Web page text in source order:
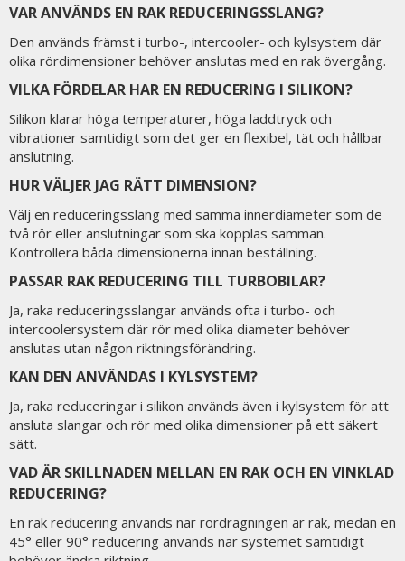
VAR ANVÄNDS EN RAK REDUCERINGSSLANG?
Den används främst i turbo-, intercooler- och kylsystem där
olika rördimensioner behöver anslutas med en rak övergång.
VILKA FÖRDELAR HAR EN REDUCERING I SILIKON?
Silikon klarar höga temperaturer, höga laddtryck och
vibrationer samtidigt som det ger en flexibel, tät och hållbar
anslutning.
HUR VÄLJER JAG RÄTT DIMENSION?
Välj en reduceringsslang med samma innerdiameter som de
två rör eller anslutningar som ska kopplas samman.
Kontrollera båda dimensionerna innan beställning.
PASSAR RAK REDUCERING TILL TURBOBILAR?
Ja, raka reduceringsslangar används ofta i turbo- och
intercoolersystem där rör med olika diameter behöver
anslutas utan någon riktningsförändring.
KAN DEN ANVÄNDAS I KYLSYSTEM?
Ja, raka reduceringar i silikon används även i kylsystem för att
ansluta slangar och rör med olika dimensioner på ett säkert
sätt.
VAD ÄR SKILLNADEN MELLAN EN RAK OCH EN VINKLAD
REDUCERING?
En rak reducering används när rördragningen är rak, medan en
45° eller 90° reducering används när systemet samtidigt